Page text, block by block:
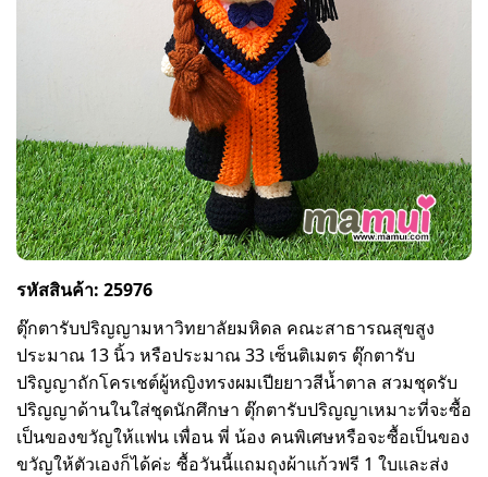
รหัสสินค้า: 25976
ตุ๊กตารับปริญญามหาวิทยาลัยมหิดล คณะสาธารณสุขสูง
ประมาณ 13 นิ้ว หรือประมาณ 33 เซ็นติเมตร ตุ๊กตารับ
ปริญญาถักโครเชต์ผู้หญิงทรงผมเปียยาวสีน้ำตาล สวมชุดรับ
ปริญญาด้านในใส่ชุดนักศึกษา ตุ๊กตารับปริญญาเหมาะที่จะซื้อ
เป็นของขวัญให้แฟน เพื่อน พี่ น้อง คนพิเศษหรือจะซื้อเป็นของ
ขวัญให้ตัวเองก็ได้ค่ะ ซื้อวันนี้แถมถุงผ้าแก้วฟรี 1 ใบและส่ง